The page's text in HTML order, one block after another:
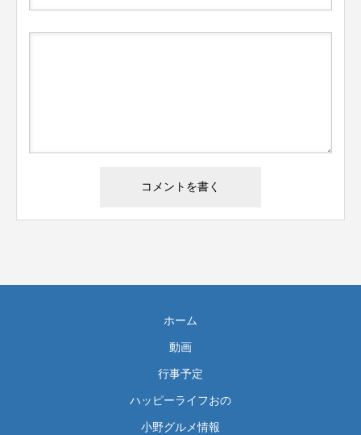
ホーム
動画
行事予定
ハッピーライフおの
小野グルメ情報